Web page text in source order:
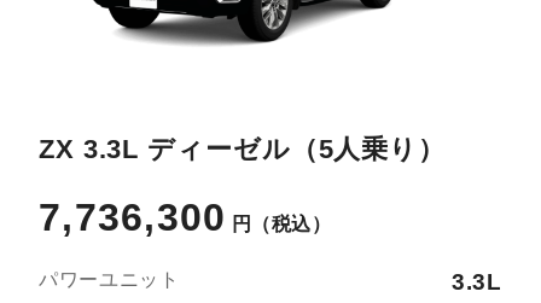
ZX 3.3L ディーゼル（5人乗り）
7,736,300 円 （税込）
パワーユニット 3.3L